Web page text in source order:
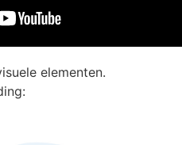
elementen.